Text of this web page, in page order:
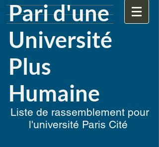
Liste de rassemblement pour
l'université Paris Cité
Pari d'une
Université
Plus
Humaine